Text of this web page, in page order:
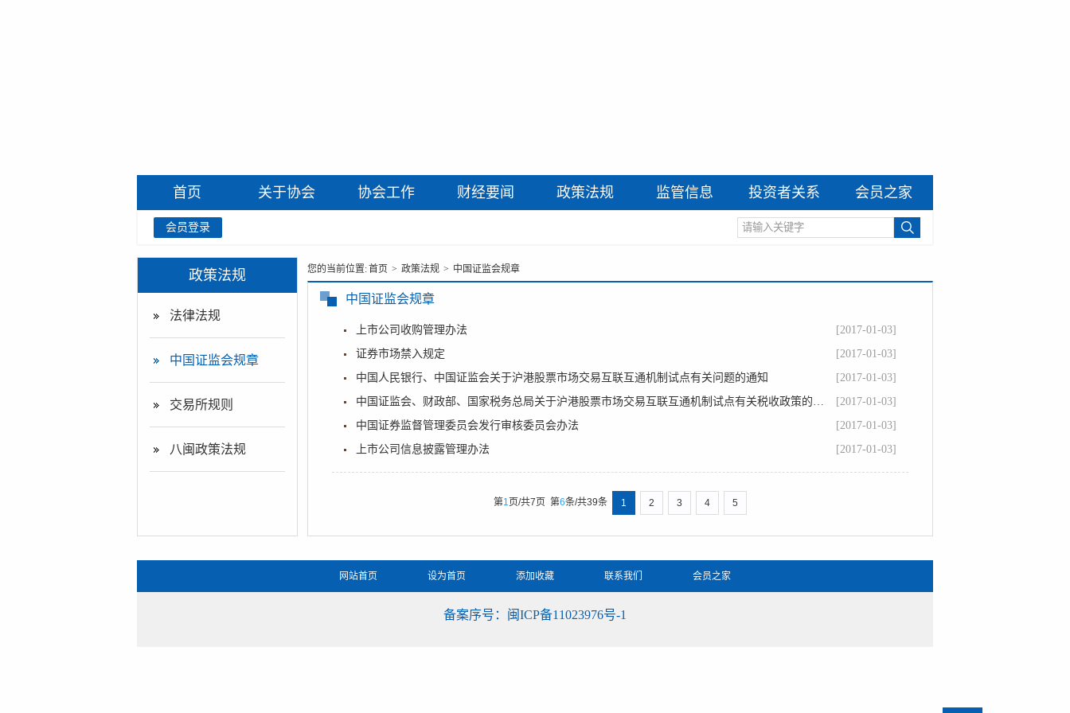
首页 关于协会 协会工作 财经要闻 政策法规 监管信息 投资者关系 会员之家
会员登录
政策法规
法律法规
中国证监会规章
交易所规则
八闽政策法规
您的当前位置:首页 > 政策法规 > 中国证监会规章
中国证监会规章
[2017-01-03]
上市公司收购管理办法
[2017-01-03]
证券市场禁入规定
[2017-01-03]
中国人民银行、中国证监会关于沪港股票市场交易互联互通机制试点有关问题的通知
[2017-01-03]
中国证监会、财政部、国家税务总局关于沪港股票市场交易互联互通机制试点有关税收政策的通知
[2017-01-03]
中国证券监督管理委员会发行审核委员会办法
[2017-01-03]
上市公司信息披露管理办法
第1 页/共7 页 第6条/共39条 1 2 3 4 5
网站首页 设为首页 添加收藏 联系我们 会员之家
备案序号：闽ICP备11023976号-1